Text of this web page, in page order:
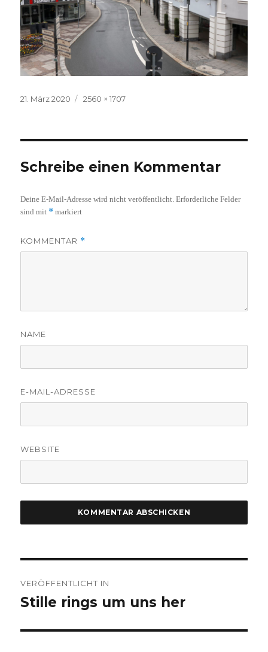
Veröffentlicht
21. März 2020
Volle
2560 × 1707
Schreibe einen Kommentar
Deine E-Mail-Adresse wird nicht veröffentlicht. Erforderliche Felder
sind mit * markiert
KOMMENTAR *
NAME
E-MAIL-ADRESSE
WEBSITE
VERÖFFENTLICHT IN
Stille rings um uns her